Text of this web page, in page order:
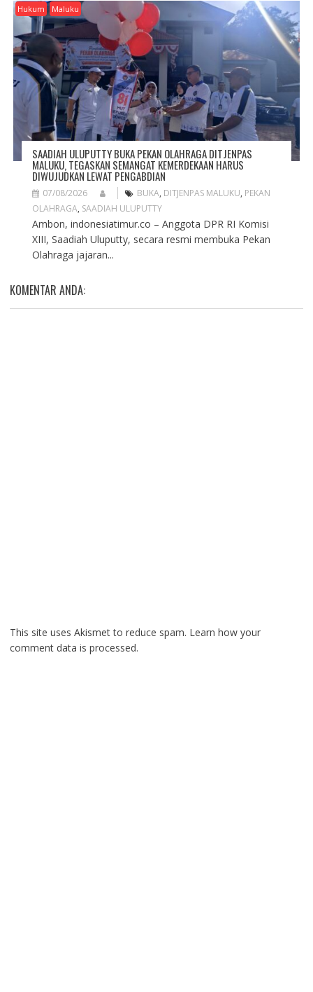
Hukum Maluku
SAADIAH ULUPUTTY BUKA PEKAN OLAHRAGA DITJENPAS
MALUKU, TEGASKAN SEMANGAT KEMERDEKAAN HARUS
DIWUJUDKAN LEWAT PENGABDIAN
07/08/2026 BUKA, DITJENPAS MALUKU, PEKAN
OLAHRAGA, SAADIAH ULUPUTTY
Ambon, indonesiatimur.co – Anggota DPR RI Komisi
XIII, Saadiah Uluputty, secara resmi membuka Pekan
Olahraga jajaran...
KOMENTAR ANDA:
This site uses Akismet to reduce spam. Learn how your
comment data is processed.